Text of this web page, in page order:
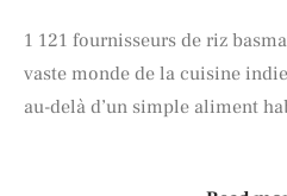
1 121 fournisseurs de riz
vaste monde de la cuisine
au-delà d’un simple aliment